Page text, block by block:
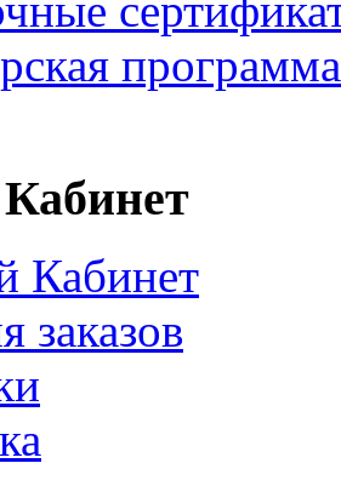
программа
Кабинет
заказов